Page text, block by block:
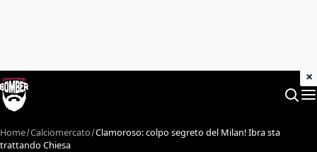
Home Calciomercato Clamoroso: colpo segreto del Milan! Ibra sta
trattando Chiesa
×